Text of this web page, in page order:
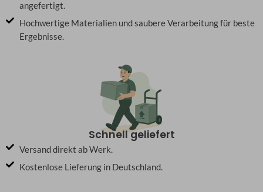
angefertigt.
Hochwertige Materialien und saubere Verarbeitung für beste
Ergebnisse.
Schnell geliefert
Versand direkt ab Werk.
Kostenlose Lieferung in Deutschland.